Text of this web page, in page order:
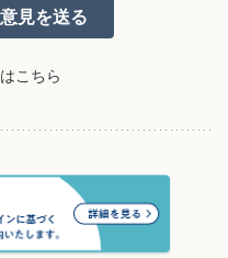
はこちら